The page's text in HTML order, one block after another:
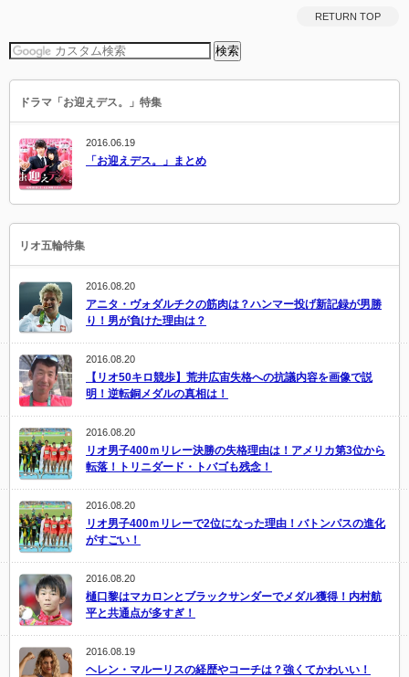
RETURN TOP
ドラマ「お迎えデス。」特集
2016.06.19
「お迎えデス。」まとめ
リオ五輪特集
2016.08.20
アニタ・ヴォダルチクの筋肉は？ハンマー投げ新記録が男勝
り！男が負けた理由は？
2016.08.20
【リオ50キロ競歩】荒井広宙失格への抗議内容を画像で説
明！逆転銅メダルの真相は！
2016.08.20
リオ男子400ｍリレー決勝の失格理由は！アメリカ第3位から
転落！トリニダード・トバゴも残念！
2016.08.20
リオ男子400ｍリレーで2位になった理由！バトンパスの進化
がすごい！
2016.08.20
樋口黎はマカロンとブラックサンダーでメダル獲得！内村航
平と共通点が多すぎ！
2016.08.19
ヘレン・マルーリスの経歴やコーチは？強くてかわいい！